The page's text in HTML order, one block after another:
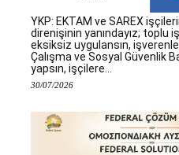
YKP: EKTAM ve SAREX
direnişinin yanındayız; toplu
eksiksiz uygulansın,
Çalışma ve Sosyal Güvenlik
yapsın, işçilere...
30/07/2026